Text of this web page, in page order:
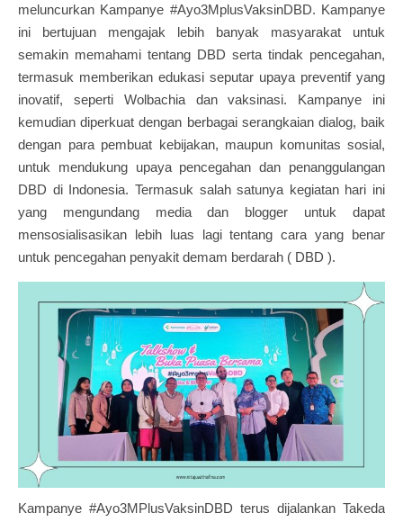
meluncurkan Kampanye #Ayo3MplusVaksinDBD. Kampanye
ini bertujuan mengajak lebih banyak masyarakat untuk
semakin memahami tentang DBD serta tindak pencegahan,
termasuk memberikan edukasi seputar upaya preventif yang
inovatif, seperti Wolbachia dan vaksinasi. Kampanye ini
kemudian diperkuat dengan berbagai serangkaian dialog, baik
dengan para pembuat kebijakan, maupun komunitas sosial,
untuk mendukung upaya pencegahan dan penanggulangan
DBD di Indonesia. Termasuk salah satunya kegiatan hari ini
yang mengundang media dan blogger untuk dapat
mensosialisasikan lebih luas lagi tentang cara yang benar
untuk pencegahan penyakit demam berdarah ( DBD ).
Kampanye #Ayo3MPlusVaksinDBD terus dijalankan Takeda